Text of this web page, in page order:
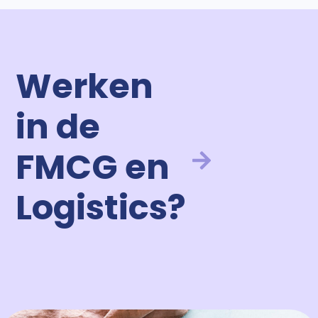
Werken
in de
FMCG en
Logistics?